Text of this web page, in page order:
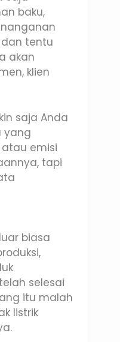
baku,
tentu
akan
klien
saja Anda
yang
emisi
tapi
biasa
selesai
itu malah
listrik